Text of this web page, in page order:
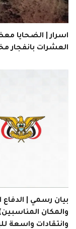
اسرار | الضحايا
العشرات بانفجار
بيان رسمي | الدفاع
والمكان
وانتقادات واسعة